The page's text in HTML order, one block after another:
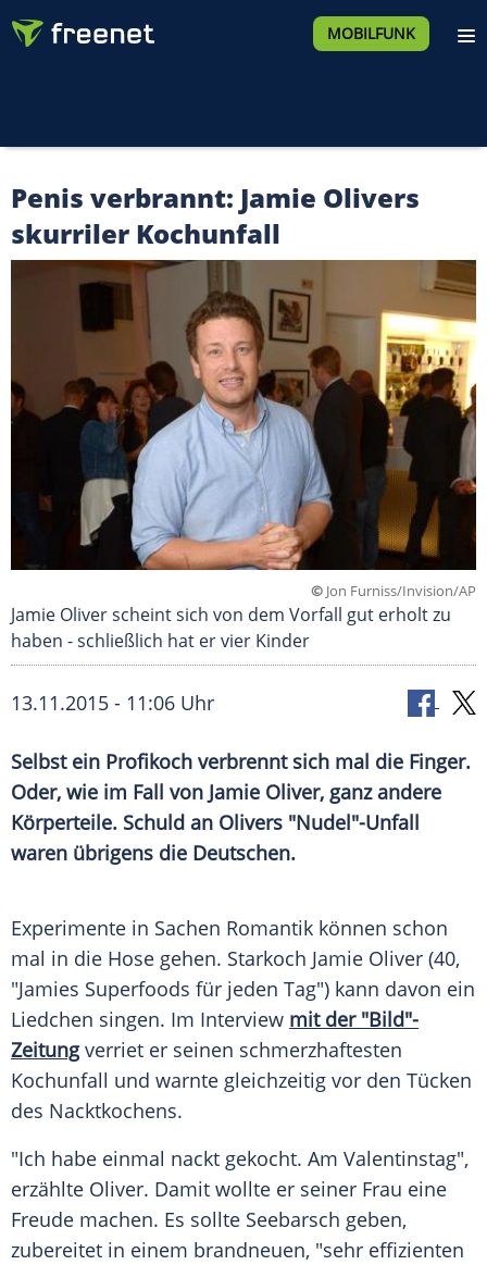
MOBILFUNK
Penis verbrannt: Jamie Olivers
skurriler Kochunfall
© Jon Furniss/Invision/AP
Jamie Oliver scheint sich von dem Vorfall gut erholt zu
haben - schließlich hat er vier Kinder
13.11.2015 - 11:06 Uhr
Selbst ein Profikoch verbrennt sich mal die Finger.
Oder, wie im Fall von Jamie Oliver, ganz andere
Körperteile. Schuld an Olivers "Nudel"-Unfall
waren übrigens die Deutschen.
Experimente in Sachen Romantik können schon
mal in die Hose gehen. Starkoch Jamie Oliver (40,
"Jamies Superfoods für jeden Tag") kann davon ein
Liedchen singen. Im Interview mit der "Bild"-
Zeitungverriet er seinen schmerzhaftesten
Kochunfall und warnte gleichzeitig vor den Tücken
des Nacktkochens.
"Ich habe einmal nackt gekocht. Am Valentinstag",
erzählte Oliver. Damit wollte er seiner Frau eine
Freude machen. Es sollte Seebarsch geben,
zubereitet in einem brandneuen, "sehr effizienten